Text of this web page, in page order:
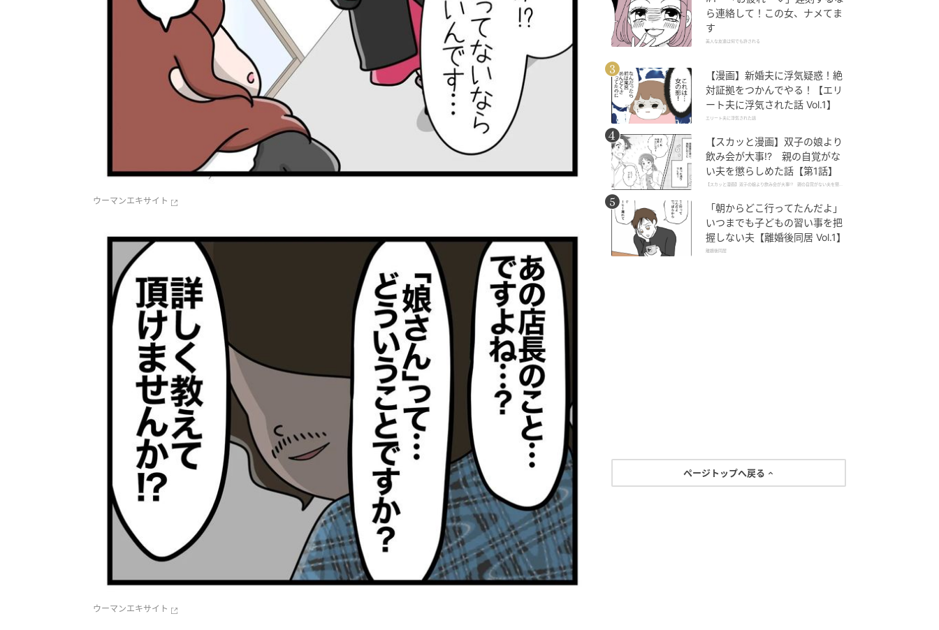
ウーマンエキサイト
ウーマンエキサイト
ら連絡して！この女、ナメてま
す
美人な友達は何でも許される
【漫画】新婚夫に浮気疑惑！絶
対証拠をつかんでやる！【エリ
ート夫に浮気された話 Vol.1】
エリート夫に浮気された話
【スカッと漫画】双子の娘より
飲み会が大事!? 親の自覚がな
い夫を懲らしめた話【第1話】
【スカッと漫画】双子の娘より飲み会が大事!? 親の自覚がない夫を懲ら
「朝からどこ行ってたんだよ」
いつまでも子どもの習い事を把
握しない夫【離婚後同居 Vol.1】
離婚後同居
ページトップへ戻る